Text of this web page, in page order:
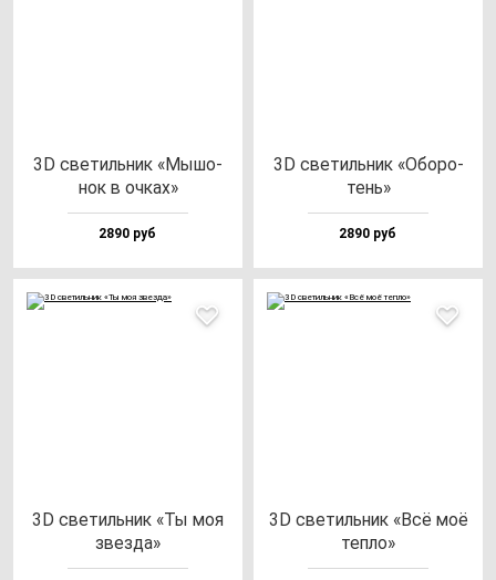
3D све­тиль­ник «Мышо­
нок в оч­ках»
2890 руб
3D све­тиль­ник «Обо­ро­
тень»
2890 руб
3D све­тиль­ник «Ты моя
звез­да»
3D све­тиль­ник «Всё моё
теп­ло»